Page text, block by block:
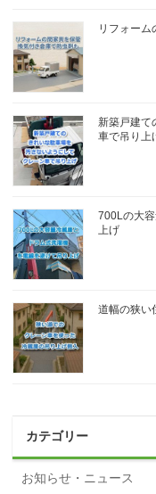
リフォーム
新築戸建て
車で吊り上
700Lの大
上げ
道幅の狭い
カテゴリー
お知らせ・ニュース